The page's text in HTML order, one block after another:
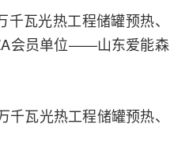
瓦光热工程储罐预热、
会员单位——山东爱能森
瓦光热工程储罐预热、